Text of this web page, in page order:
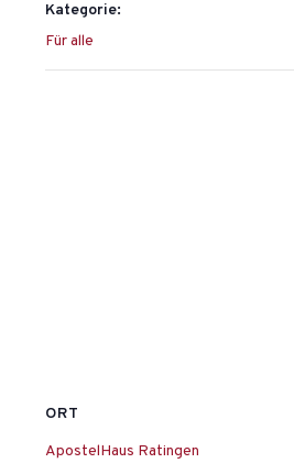
Kategorie:
Für alle
ORT
ApostelHaus Ratingen